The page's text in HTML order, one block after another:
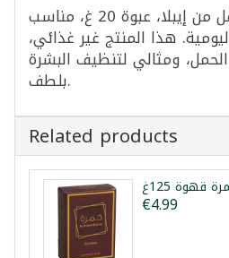
صابون زيت الزيتون بالفل من إيبلا، عبوة 20 غ، مناسب
هذا المنتج غير غذائي،
ومثالي لتنظيف البشرة
بلطف.
Related products
125غ
€4.99